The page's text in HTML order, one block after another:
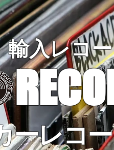
輸入レコ
ーレコ